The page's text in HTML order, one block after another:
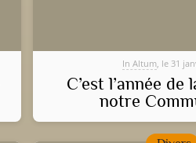
In Altum, le 31
C’est l’année de
notre